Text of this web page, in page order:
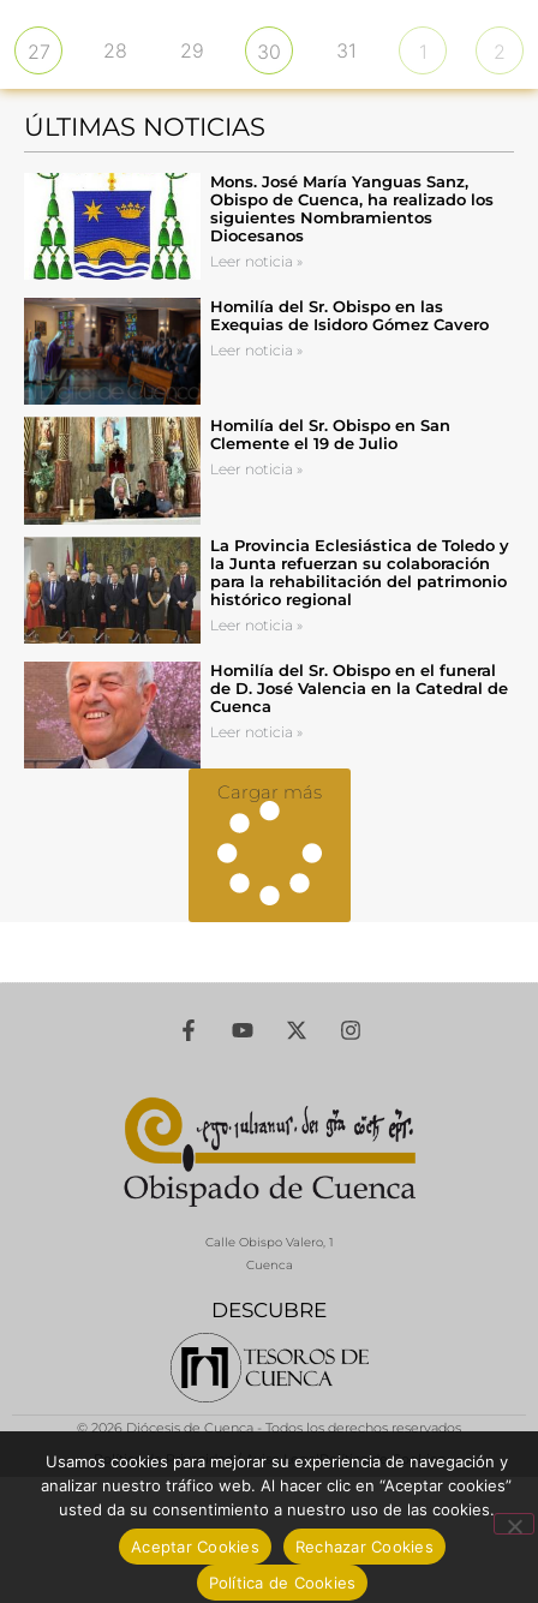
27 28 29 30 31 1 2
ÚLTIMAS NOTICIAS
Mons. José María Yanguas Sanz,
Obispo de Cuenca, ha realizado los
siguientes Nombramientos
Diocesanos
Leer noticia »
Homilía del Sr. Obispo en las
Exequias de Isidoro Gómez Cavero
Leer noticia »
Homilía del Sr. Obispo en San
Clemente el 19 de Julio
Leer noticia »
La Provincia Eclesiástica de Toledo y
la Junta refuerzan su colaboración
para la rehabilitación del patrimonio
histórico regional
Leer noticia »
Homilía del Sr. Obispo en el funeral
de D. José Valencia en la Catedral de
Cuenca
Leer noticia »
Cargar más
DESCUBRE
Calle Obispo Valero, 1
Cuenca
© 2026 Diócesis de Cuenca - Todos los derechos reservados
Política de Privacidad / Aviso LegalPolítica de Cookies
Usamos cookies para mejorar su experiencia de navegación y
analizar nuestro tráfico web. Al hacer clic en “Aceptar cookies”
usted da su consentimiento a nuestro uso de las cookies.
Aceptar Cookies
Rechazar Cookies
Política de Cookies